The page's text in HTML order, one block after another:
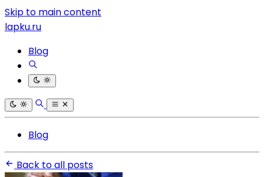
Skip to main content
lapku.ru
Blog
Blog
Back to all posts